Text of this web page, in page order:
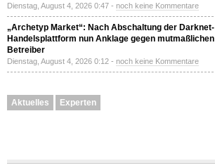
Dienstag, August 4, 2026 0:47 - noch keine Kommentare
„Archetyp Market“: Nach Abschaltung der Darknet-
Handelsplattform nun Anklage gegen mutmaßlichen
Betreiber
Dienstag, August 4, 2026 0:12 - noch keine Kommentare
Aktuelles Experten